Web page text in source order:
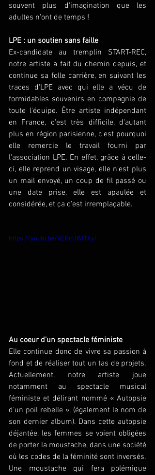
souvent plus d'imagination que les
adultes n'ont de temps !
LPE : un soutien sans faille
Ex-candidate au tremplin START-REC,
notre artiste a fait du chemin depuis, et
continue sa folle carrière, en suivant les
traces d'LPE avec qui elle a vécu de
formidables souvenirs en compagnie de
toute l'équipe. Être artiste indépendant
en France, c'est très difficile, d'autant
plus en région parisienne, c'est pourquoi
elle remercie le travail fourni par
l'association LPE. En effet, grâce à celle-
ci, elle reprend un visage, elle n'est plus
un mail envoyé, un coup de fil passé ou
une date prise, elle est apaulée et
considérée, et ça c'est irremplaçable.
https://youtu.be/KEPcUWfTXyI
Au coeur d'un spectacle féministe
Elle continue donc de vivre sa passion à
fond et de réaliser tout un tas de projets.
Actuellement, notre artiste joue
notamment au spectacle musical
féministe et délirant nommé « Autopsie
d'un poil rebelle », (également le nom de
son dernier album). Dans cette autopsie
déjantée, les femmes se voient obligées
de porter la moustache, dans une société
où les codes de la féminité sont inversés.
Une moustache qui fera polémique